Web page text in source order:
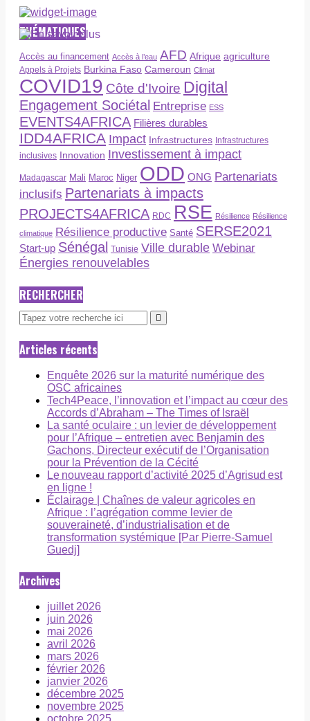
THÉMATIQUES
Accès au financement Accès à l’eau AFD Afrique agriculture
Appels à Projets Burkina Faso Cameroun Climat
COVID19 Côte d'Ivoire Digital
Engagement Sociétal Entreprise ESS
EVENTS4AFRICA Filières durables
IDD4AFRICA Impact Infrastructures Infrastructures
inclusives Innovation Investissement à impact
Madagascar Mali Maroc Niger ODD ONG Partenariats
inclusifs Partenariats à impacts
PROJECTS4AFRICA RDC RSE Résilience Résilience
climatique Résilience productive Santé SERSE2021
Start-up Sénégal Tunisie Ville durable Webinar
Énergies renouvelables
RECHERCHER
Articles récents
Enquête 2026 sur la maturité numérique des
OSC africaines
Tech4Peace, l’innovation et l’impact au cœur des
Accords d’Abraham – The Times of Israël
La santé oculaire : un levier de développement
pour l’Afrique – entretien avec Benjamin des
Gachons, Directeur exécutif de l’Organisation
pour la Prévention de la Cécité
Le nouveau rapport d’activité 2025 d’Agrisud est
en ligne !
Éclairage | Chaînes de valeur agricoles en
Afrique : l’agrégation comme levier de
souveraineté, d’industrialisation et de
transformation systémique [Par Pierre-Samuel
Guedj]
Archives
juillet 2026
juin 2026
mai 2026
avril 2026
mars 2026
février 2026
janvier 2026
décembre 2025
novembre 2025
octobre 2025